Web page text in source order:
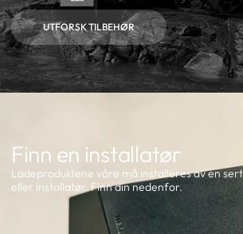
UTFORSK TILBEHØR
Finn en installatør
Ladeproduktene våre må installeres av en
eller installatør. Finn din nedenfor.